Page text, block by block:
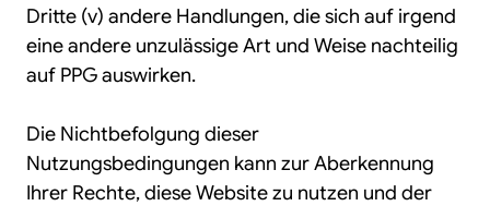
Dritte (v) andere Handlungen, die sich auf irgend
eine andere unzulässige Art und Weise nachteilig
auf PPG auswirken.
Die Nichtbefolgung dieser
Nutzungsbedingungen kann zur Aberkennung
Ihrer Rechte, diese Website zu nutzen und der